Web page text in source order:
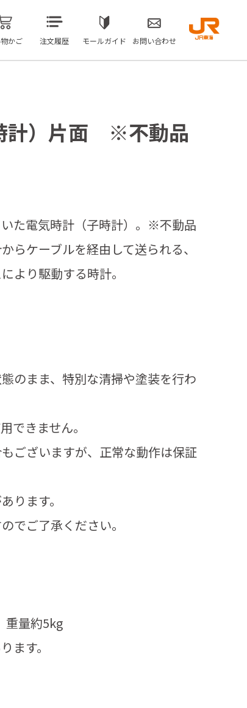
かご 注文履歴 モールガイド お問い合わせ
計）片面 ※不動品
た電気時計（子時計）。※不動品
ケーブルを経由して送られる、
より駆動する時計。
のまま、特別な清掃や塗装を行わ
できません。
ございますが、正常な動作は保証
ります。
でご了承ください。
量約5kg
ます。